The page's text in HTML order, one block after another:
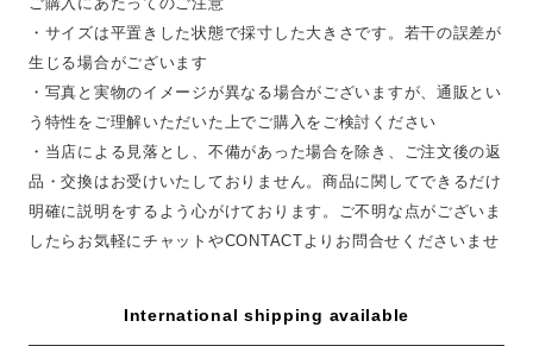
・サイズは平置きした状態で採寸した大きさです。若干の誤差が
生じる場合がございます
・写真と実物のイメージが異なる場合がございますが、通販とい
う特性をご理解いただいた上でご購入をご検討ください
・当店による見落とし、不備があった場合を除き、ご注文後の返
品・交換はお受けいたしておりません。商品に関してできるだけ
明確に説明をするよう心がけております。ご不明な点がございま
したらお気軽にチャットやCONTACTよりお問合せくださいませ
International shipping available